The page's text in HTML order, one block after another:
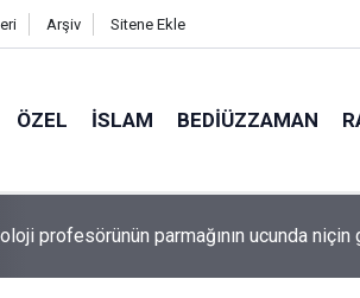
Arşiv Sitene Ekle
ÖZEL İSLAM BEDIÜZZAMAN
Suudi Arabistan ve Pakistan Ortak